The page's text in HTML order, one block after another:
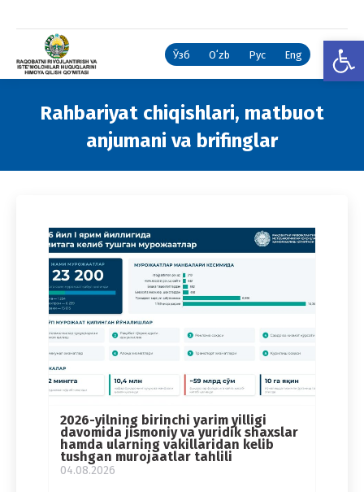
Ўзб Oʻzb Рус Eng
Rahbariyat chiqishlari, matbuot
anjumani va brifinglar
2026-yilning birinchi yarim yilligi
davomida jismoniy va yuridik shaxslar
hamda ularning vakillaridan kelib
tushgan murojaatlar tahlili
04.08.2026